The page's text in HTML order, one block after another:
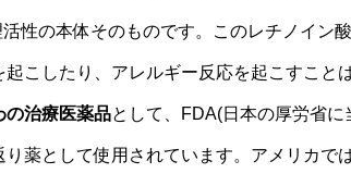
性の本体そのものです。このレチノイン
こしたり、アレルギー反応を起こすこと
の治療医薬品として、FDA(日本の厚労省
薬として使用されています。アメリカで